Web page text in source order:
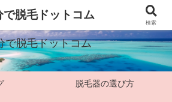
マニア」僕の脱毛検証ブログ
で脱毛ドットコム
脱毛器の選び方
で脱毛ドットコム
検索